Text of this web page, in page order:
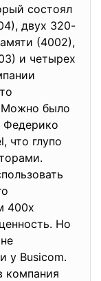
состоял
двух 320-
(4002),
и четырех
Можно было
Федерико
что глупо
400x
Но
у Busicom.
компания